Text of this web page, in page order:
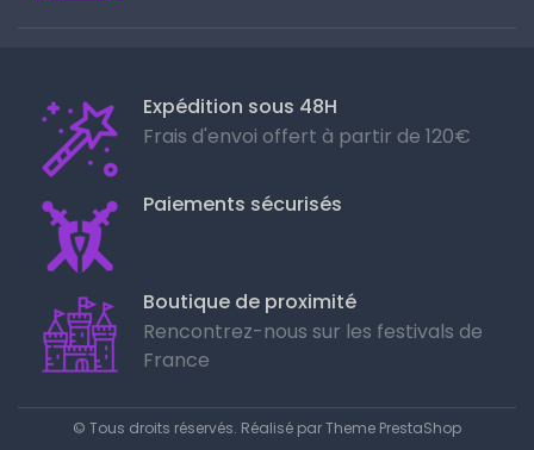
Expédition sous 48H
Frais d'envoi offert à partir de 120€
Paiements sécurisés
Boutique de proximité
Rencontrez-nous sur les festivals de
France
© Tous droits réservés. Réalisé parTheme PrestaShop